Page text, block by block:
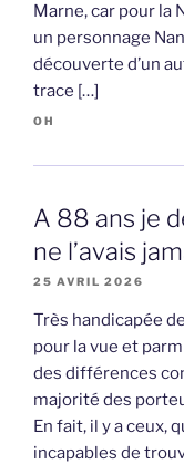
Marne, car pour la
un personnage
découverte d’un
trace […]
OH
A 88 ans je
ne l’avais
25 AVRIL 2026
Très handicapée
pour la vue et
des différences
majorité des
En fait, il y a ceux,
incapables de